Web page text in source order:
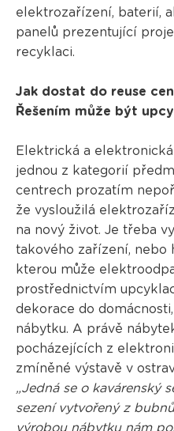
elektrozařízení, baterií,
panelů prezentující
recyklaci.
Jak dostat do reuse
Řešením může být
Elektrická a
jednou z kategorií
centrech prozatím
že vysloužilá
na nový život. Je třeba
takového zařízení, nebo
kterou může
prostřednictvím
dekorace do
nábytku. A právě
pocházejících z
zmíněné výstavě v
„Jedná se o kavárenský
sezení vytvořený z
výrobou nábytku nám